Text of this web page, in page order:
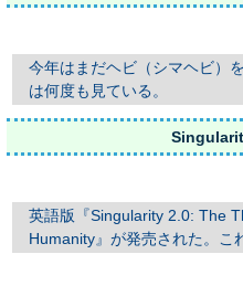
今年はまだヘビ（シマヘビ）
は何度も見ている。
英語版『Singularity 2.0: The
Humanity』が発売された。こ